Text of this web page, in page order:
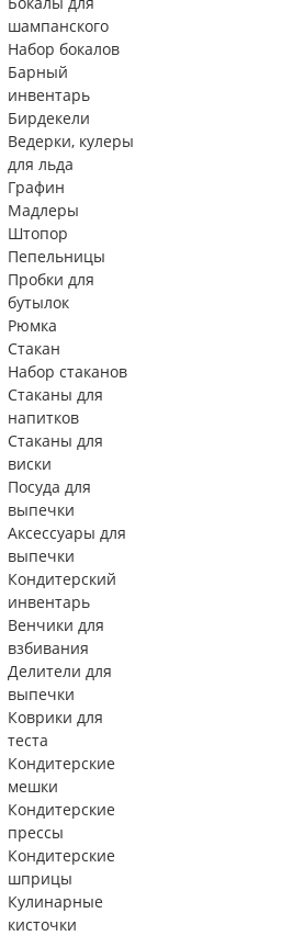
шампанского
Набор бокалов
Барный
инвентарь
Бирдекели
Ведерки, кулеры
для льда
Графин
Мадлеры
Штопор
Пепельницы
Пробки для
бутылок
Рюмка
Стакан
Набор стаканов
Стаканы для
напитков
Стаканы для
виски
Посуда для
выпечки
Аксессуары для
выпечки
Кондитерский
инвентарь
Венчики для
взбивания
Делители для
выпечки
Коврики для
теста
Кондитерские
мешки
Кондитерские
прессы
Кондитерские
шприцы
Кулинарные
кисточки